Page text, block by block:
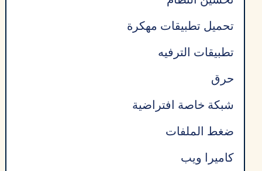
تحميل تطبيقات مهكرة
تطبيقات الترفيه
حرق
شبكة خاصة افتراضية
ضغط الملفات
كاميرا ويب